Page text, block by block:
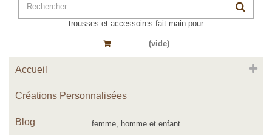
(vide)
Accueil
Créations Personnalisées
Blog